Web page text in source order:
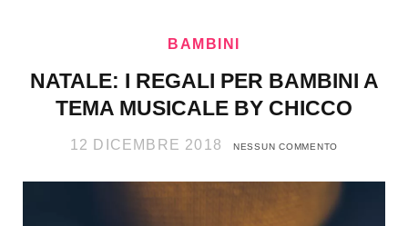
BAMBINI
NATALE: I REGALI PER BAMBINI A
TEMA MUSICALE BY CHICCO
12 DICEMBRE 2018 NESSUN COMMENTO